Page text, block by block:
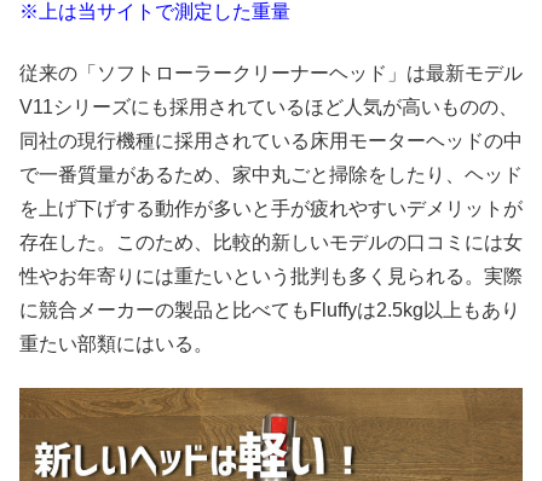
※上は当サイトで測定した重量
従来の「ソフトローラークリーナーヘッド」は最新モデル
V11シリーズにも採用されているほど人気が高いものの、
同社の現行機種に採用されている床用モーターヘッドの中
で一番質量があるため、家中丸ごと掃除をしたり、ヘッド
を上げ下げする動作が多いと手が疲れやすいデメリットが
存在した。このため、比較的新しいモデルの口コミには女
性やお年寄りには重たいという批判も多く見られる。実際
に競合メーカーの製品と比べてもFluffyは2.5kg以上もあり
重たい部類にはいる。